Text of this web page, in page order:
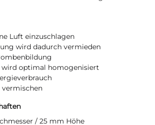
Luft einzuschlagen
wird dadurch vermieden
wird optimal homogenisiert
vermischen
/ 25 mm Höhe